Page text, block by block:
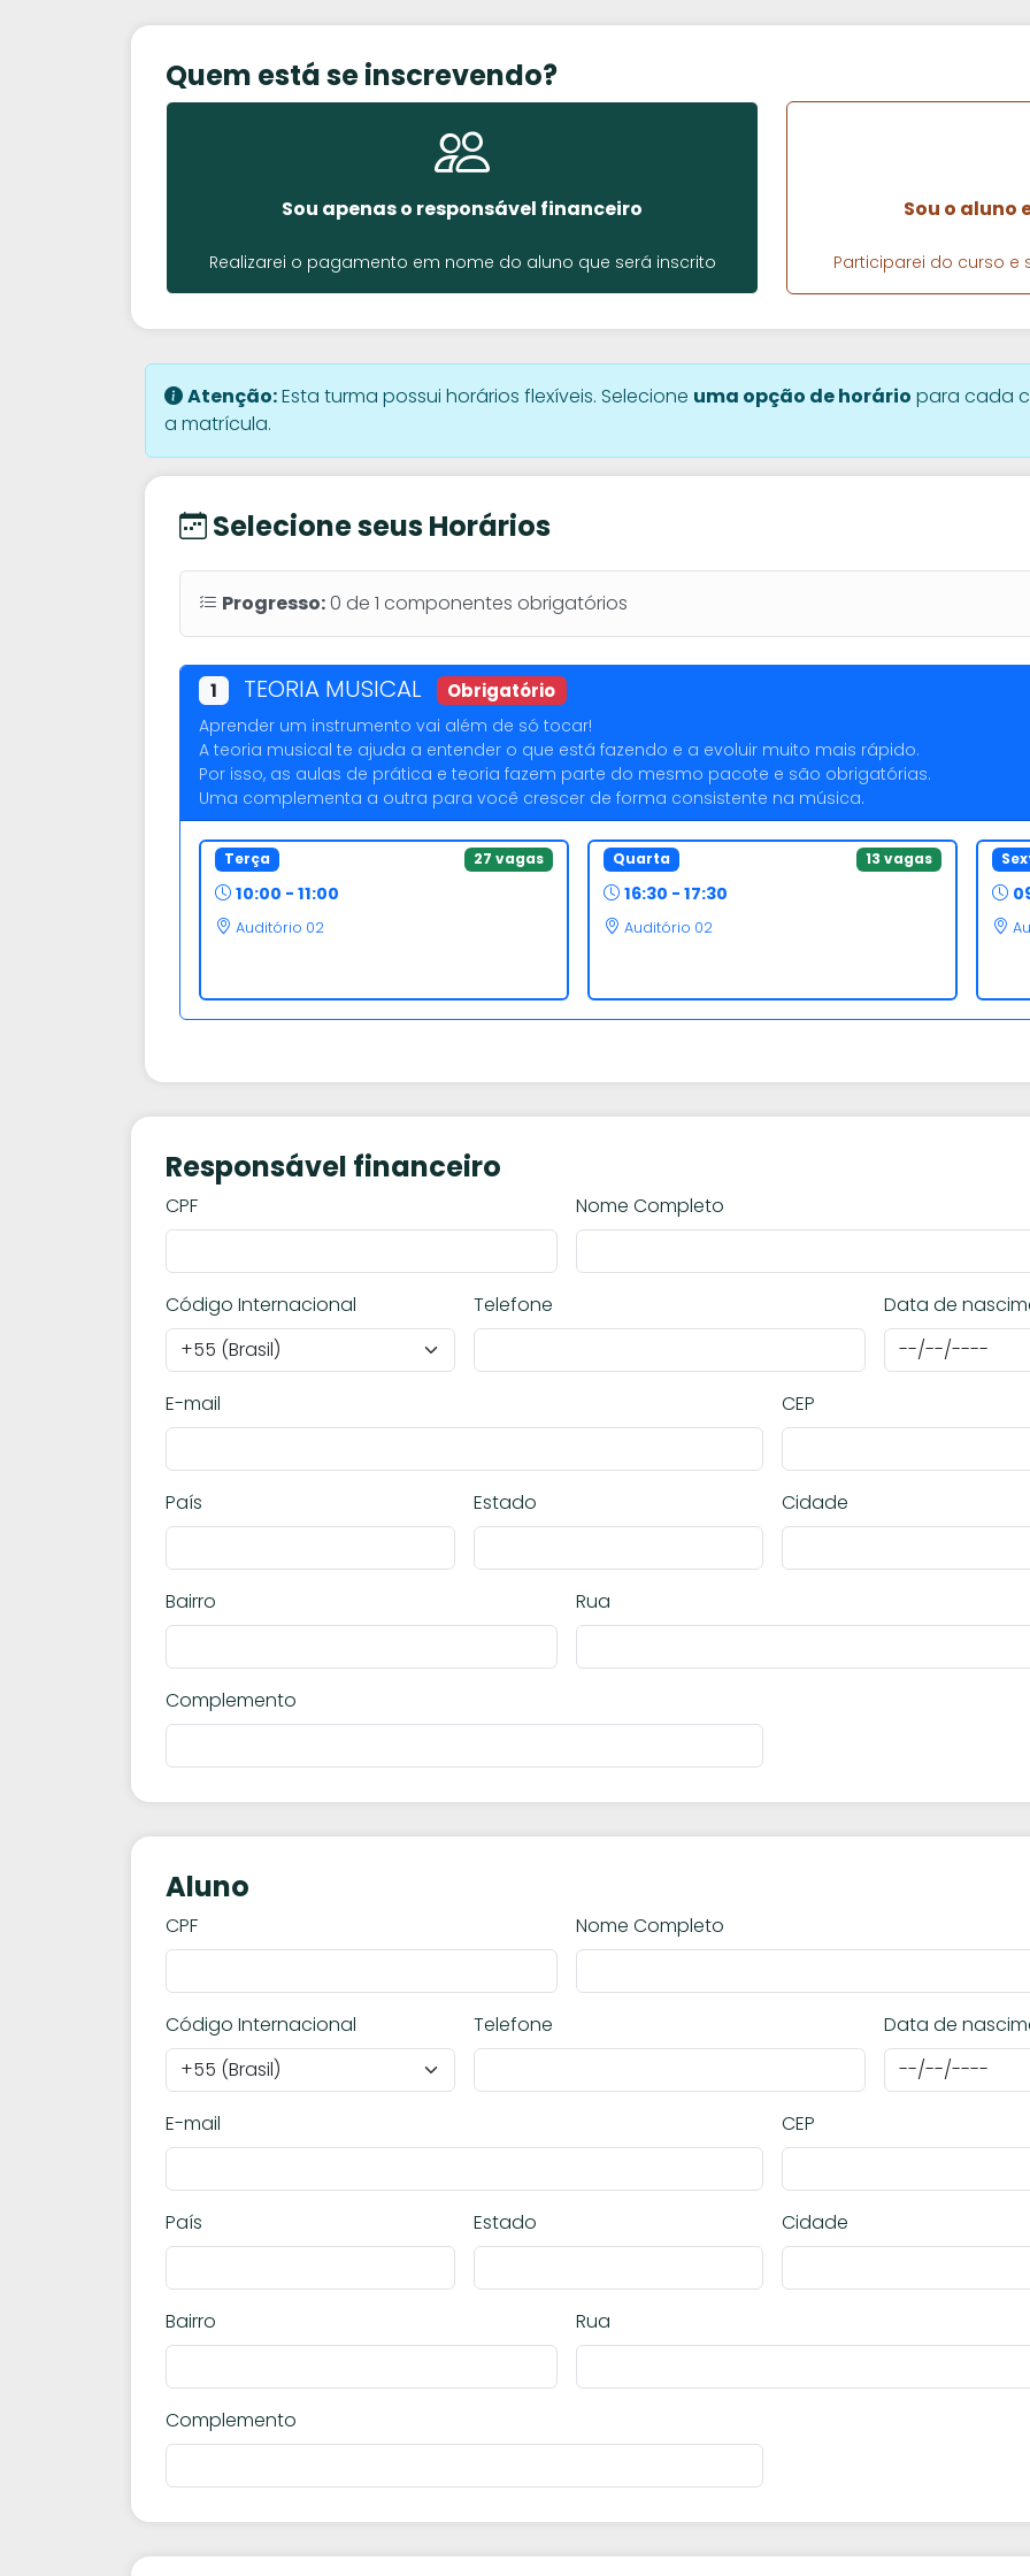
Quem está se inscrevendo?
Sou apenas o responsável financeiro
Realizarei o pagamento em nome do aluno que será inscrito
Sou o aluno
Participarei do curso
Atenção:Esta turma possui horários flexíveis. Selecione uma opção de horário para cada
a matrícula.
Selecione seus Horários
Progresso:0 de 1 componentes obrigatórios
1 TEORIA MUSICAL Obrigatório
Aprender um instrumento vai além de só tocar!
A teoria musical te ajuda a entender o que está fazendo e a evoluir muito mais rápido.
Por isso, as aulas de prática e teoria fazem parte do mesmo pacote e são obrigatórias.
Uma complementa a outra para você crescer de forma consistente na música.
Terça 27 vagas
10:00 - 11:00
Auditório 02
Quarta 13 vagas
16:30 - 17:30
Auditório 02
Responsável financeiro
CPF Nome Completo
Código Internacional Telefone Data de
E-mail CEP
País Estado Cidade
Bairro Rua
Complemento
Aluno
CPF Nome Completo
Código Internacional Telefone Data de
E-mail CEP
País Estado Cidade
Bairro Rua
Complemento